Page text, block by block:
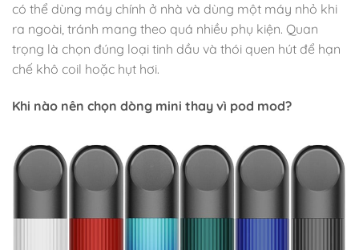
có thể dùng máy chính ở nhà và dùng một máy nhỏ khi
ra ngoài, tránh mang theo quá nhiều phụ kiện. Quan
trọng là chọn đúng loại tinh dầu và thói quen hút để hạn
chế khô coil hoặc hụt hơi.
Khi nào nên chọn dòng mini thay vì pod mod?